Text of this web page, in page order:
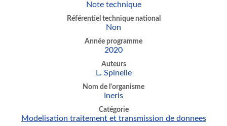
Note technique
Référentiel technique national
Non
Année programme
2020
Auteurs
L. Spinelle
Nom de l'organisme
Ineris
Catégorie
Modelisation traitement et transmission de donnees